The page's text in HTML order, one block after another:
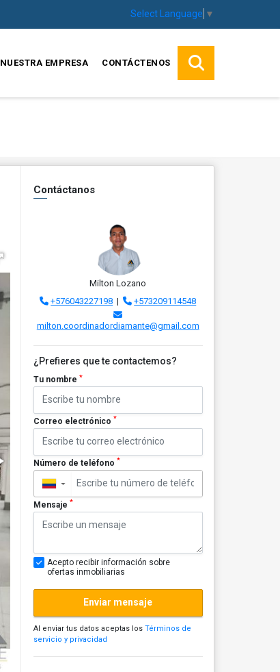
Select Language ▼
NUESTRA EMPRESA CONTÁCTENOS
Contáctanos
Milton Lozano
+576043227198 | +573209114548
milton.coordinadordiamante@gmail.com
¿Prefieres que te contactemos?
Tu nombre *
Correo electrónico *
Número de teléfono *
▼
Mensaje *
Acepto recibir información sobre
ofertas inmobiliarias
Enviar mensaje
Al enviar tus datos aceptas los Términos de
servicio y privacidad